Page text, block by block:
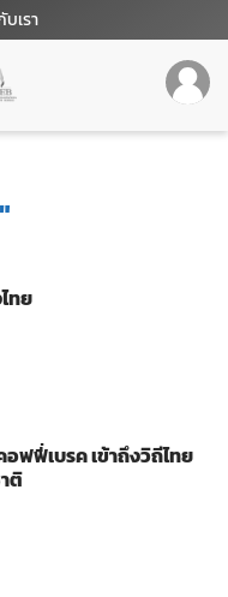
เรา
ทย
อฟฟี่เบรค เข้าถึงวิถีไทย
ติ